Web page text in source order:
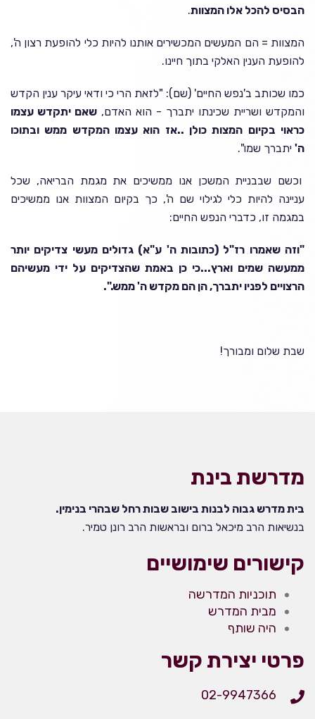
הבסיס להכל אלו המצוות.
המצוות = הם המעשים המכשירים אותנו להיות כלי להופעת רצון ה',
להופעת הענין האלקי בתוך חיינו.
כמו שכותב ב'נפש החיים' (שם): "לזאת הרי כי ודאי עיקר ענין הקדש
והמקדש ושריית שכינתו יתברך - הוא האדם, שאם יתקדש עצמו
כראוי בקיום המצות כולן ..אז הוא עצמו המקדש ממש ובתוכו
ה' יתברך שמו".
וכשם שבבניית המשכן אנו ממשיכים את מגמת הבריאה, שכל
עניינה להיות כלי לגילוי שם ה', כך בקיום המצוות אנו ממשיכים
במגמה זו, כדברי הנפש החיים:
"וזה שאמרו רז"ל (כתובות ה' ע"א) גדולים מעשי צדיקים יותר
ממעשה שמים וארץ...כי כן באמת שהצדיקים על ידי מעשיהם
הרצויים לפניו יתברך, הן הם מקדש ה' ממש.".
שבת שלום ומבורך!
מדרשת בינת
בית מדרש גבוה לבנות בישוב שבות רחל שבהרי בנימין.
בנשיאות הרב מיכאל ברום ובראשות הרב רונן טמיר.
קישורים שימושיים
תוכניות המדרשה
מבית המדרש
היה שותף
פרטי יצירת קשר
02-9947366